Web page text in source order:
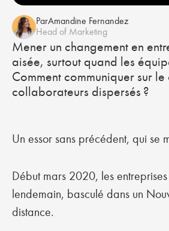
ParAmandine Fernandez
Head of Marketing
Mener un changement en
aisée, surtout quand les
Comment communiquer sur
collaborateurs dispersés ?
Un essor sans précédent, qui se
Début mars 2020, les
lendemain, basculé dans un
distance.